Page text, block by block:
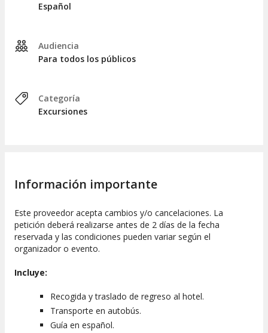
Español
Audiencia
Para todos los públicos
Categoría
Excursiones
Información importante
Este proveedor acepta cambios y/o cancelaciones. La
petición deberá realizarse antes de 2 días de la fecha
reservada y las condiciones pueden variar según el
organizador o evento.
Incluye:
Recogida y traslado de regreso al hotel.
Transporte en autobús.
Guía en español.